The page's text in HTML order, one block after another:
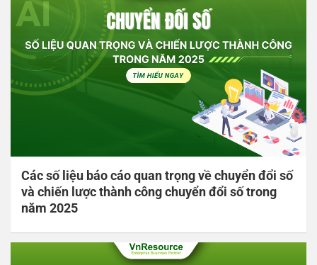
Các số liệu báo cáo quan trọng về chuyển đổi số
và chiến lược thành công chuyển đổi số trong
năm 2025